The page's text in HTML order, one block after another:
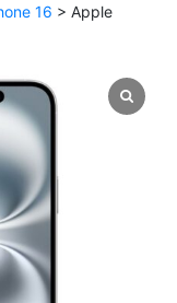
16 > Apple